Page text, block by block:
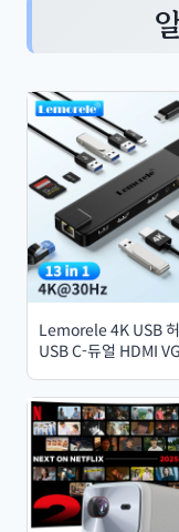
Lemorele 4K USB
USB C-듀얼 HDMI
VGA 어댑터 SD 카드
(Windows, MacBook
환)